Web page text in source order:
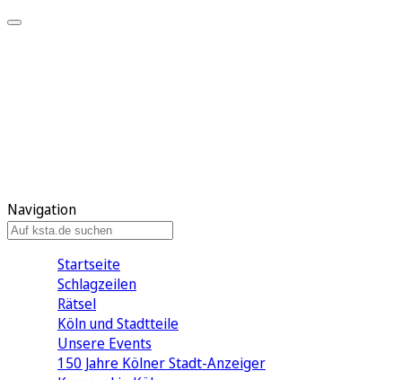
Navigation
Startseite
Schlagzeilen
Rätsel
Köln und Stadtteile
Unsere Events
150 Jahre Kölner Stadt-Anzeiger